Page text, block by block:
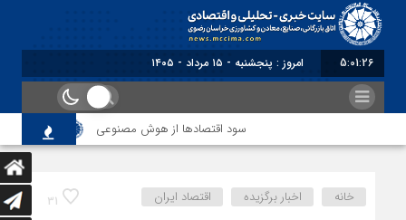
5:01:26 برابر با : Th
سود اقتصاد‌ها از هوش مصنوعی تاکید بر
31 خانه اخبار برگزیده اقتصاد ایران